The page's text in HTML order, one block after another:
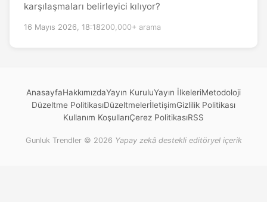
karşılaşmaları belirleyici kılıyor?
16 Mayıs 2026, 18:18200,000+ arama
AnasayfaHakkımızdaYayın KuruluYayın İlkeleriMetodoloji
Düzeltme PolitikasıDüzeltmelerİletişimGizlilik Politikası
Kullanım KoşullarıÇerez PolitikasıRSS
Gunluk Trendler © 2026 Yapay zekâ destekli editöryel içerik